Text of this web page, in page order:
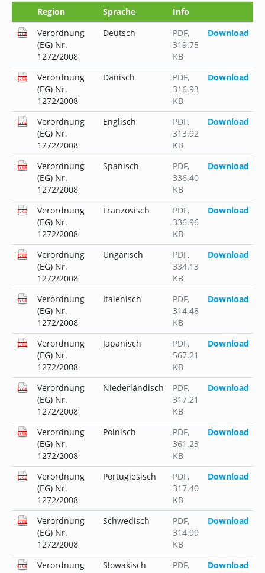
Region Sprache
Info
Verordnung
(EG) Nr.
1272/2008
Deutsch PDF,
319.75
KB
Download
Verordnung
(EG) Nr.
1272/2008
Dänisch PDF,
316.93
KB
Download
Verordnung
(EG) Nr.
1272/2008
Englisch PDF,
313.92
KB
Download
Verordnung
(EG) Nr.
1272/2008
Spanisch PDF,
336.40
KB
Download
Verordnung
(EG) Nr.
1272/2008
Französisch PDF,
336.96
KB
Download
Verordnung
(EG) Nr.
1272/2008
Ungarisch PDF,
334.13
KB
Download
Verordnung
(EG) Nr.
1272/2008
Italenisch PDF,
314.48
KB
Download
Verordnung
(EG) Nr.
1272/2008
Japanisch PDF,
567.21
KB
Download
Verordnung
(EG) Nr.
1272/2008
Niederländisch PDF,
317.21
KB
Download
Verordnung
(EG) Nr.
1272/2008
Polnisch PDF,
361.23
KB
Download
Verordnung
(EG) Nr.
1272/2008
Portugiesisch PDF,
317.40
KB
Download
Verordnung
(EG) Nr.
1272/2008
Schwedisch PDF,
314.99
KB
Download
Verordnung
Slowakisch PDF,
Download